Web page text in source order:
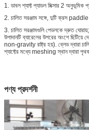
1. ডাবল শ্যাফ্ট প্যাডল মিক্সার 2 অনুভূমিক
2. চালিত সরঞ্জাম সঙ্গে, দুটি ক্রস
3. চালিত সরঞ্জামগুলি পেডলকে দ্রুত
উপাদানটি ব্যারেলের উপরের অংশে ছিটিয়ে
non-gravity রাষ্ট্র হয়). ব্লেড দ্বারা
শ্যাফ্টের মধ্যে meshing স্থান দ্বারা
পণ্য প্রদর্শনী